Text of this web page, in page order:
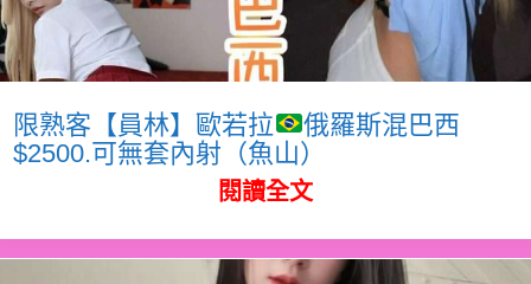
限熟客【員林】歐若拉
俄羅斯混巴西
$2500.可無套內射（魚山）
閱讀全文